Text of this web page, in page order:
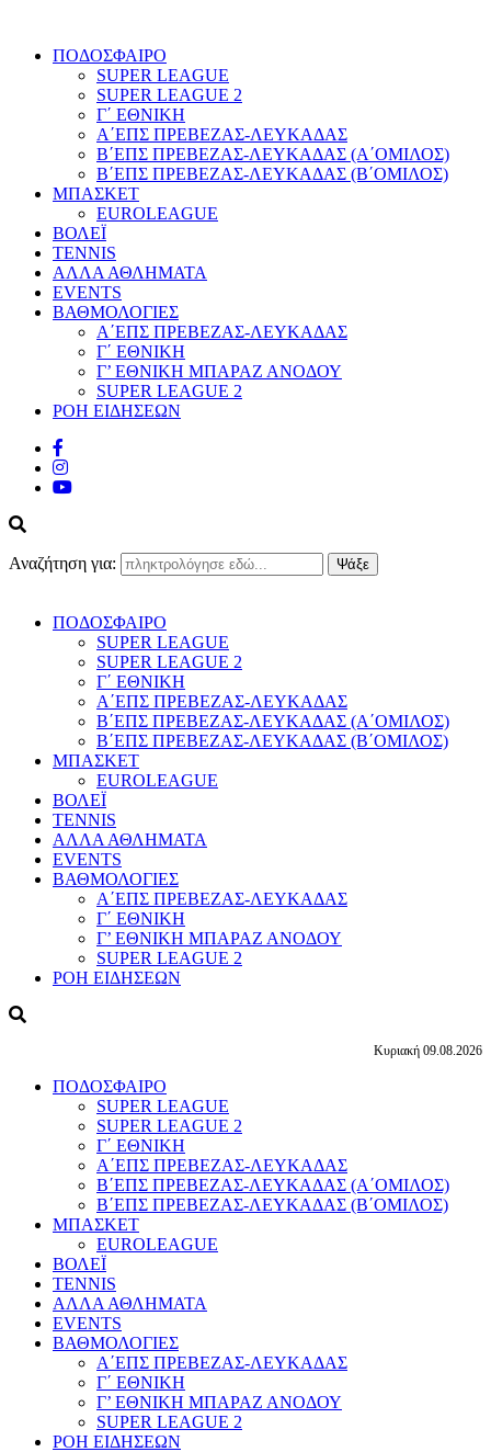
ΠΟΔΟΣΦΑΙΡΟ
SUPER LEAGUE
SUPER LEAGUE 2
Γ΄ ΕΘΝΙΚΗ
Α΄ΕΠΣ ΠΡΕΒΕΖΑΣ-ΛΕΥΚΑΔΑΣ
Β΄ΕΠΣ ΠΡΕΒΕΖΑΣ-ΛΕΥΚΑΔΑΣ (Α΄ΟΜΙΛΟΣ)
Β΄ΕΠΣ ΠΡΕΒΕΖΑΣ-ΛΕΥΚΑΔΑΣ (Β΄ΟΜΙΛΟΣ)
ΜΠΑΣΚΕΤ
EUROLEAGUE
ΒΟΛΕΪ
TENNIS
ΑΛΛΑ ΑΘΛΗΜΑΤΑ
EVENTS
ΒΑΘΜΟΛΟΓΙΕΣ
Α΄ΕΠΣ ΠΡΕΒΕΖΑΣ-ΛΕΥΚΑΔΑΣ
Γ΄ ΕΘΝΙΚΗ
Γ’ ΕΘΝΙΚΗ ΜΠΑΡΑΖ ΑΝΟΔΟΥ
SUPER LEAGUE 2
ΡΟΗ ΕΙΔΗΣΕΩΝ
Αναζήτηση για:
ΠΟΔΟΣΦΑΙΡΟ
SUPER LEAGUE
SUPER LEAGUE 2
Γ΄ ΕΘΝΙΚΗ
Α΄ΕΠΣ ΠΡΕΒΕΖΑΣ-ΛΕΥΚΑΔΑΣ
Β΄ΕΠΣ ΠΡΕΒΕΖΑΣ-ΛΕΥΚΑΔΑΣ (Α΄ΟΜΙΛΟΣ)
Β΄ΕΠΣ ΠΡΕΒΕΖΑΣ-ΛΕΥΚΑΔΑΣ (Β΄ΟΜΙΛΟΣ)
ΜΠΑΣΚΕΤ
EUROLEAGUE
ΒΟΛΕΪ
TENNIS
ΑΛΛΑ ΑΘΛΗΜΑΤΑ
EVENTS
ΒΑΘΜΟΛΟΓΙΕΣ
Α΄ΕΠΣ ΠΡΕΒΕΖΑΣ-ΛΕΥΚΑΔΑΣ
Γ΄ ΕΘΝΙΚΗ
Γ’ ΕΘΝΙΚΗ ΜΠΑΡΑΖ ΑΝΟΔΟΥ
SUPER LEAGUE 2
ΡΟΗ ΕΙΔΗΣΕΩΝ
Κυριακή 09.08.2026
ΠΟΔΟΣΦΑΙΡΟ
SUPER LEAGUE
SUPER LEAGUE 2
Γ΄ ΕΘΝΙΚΗ
Α΄ΕΠΣ ΠΡΕΒΕΖΑΣ-ΛΕΥΚΑΔΑΣ
Β΄ΕΠΣ ΠΡΕΒΕΖΑΣ-ΛΕΥΚΑΔΑΣ (Α΄ΟΜΙΛΟΣ)
Β΄ΕΠΣ ΠΡΕΒΕΖΑΣ-ΛΕΥΚΑΔΑΣ (Β΄ΟΜΙΛΟΣ)
ΜΠΑΣΚΕΤ
EUROLEAGUE
ΒΟΛΕΪ
TENNIS
ΑΛΛΑ ΑΘΛΗΜΑΤΑ
EVENTS
ΒΑΘΜΟΛΟΓΙΕΣ
Α΄ΕΠΣ ΠΡΕΒΕΖΑΣ-ΛΕΥΚΑΔΑΣ
Γ΄ ΕΘΝΙΚΗ
Γ’ ΕΘΝΙΚΗ ΜΠΑΡΑΖ ΑΝΟΔΟΥ
SUPER LEAGUE 2
ΡΟΗ ΕΙΔΗΣΕΩΝ